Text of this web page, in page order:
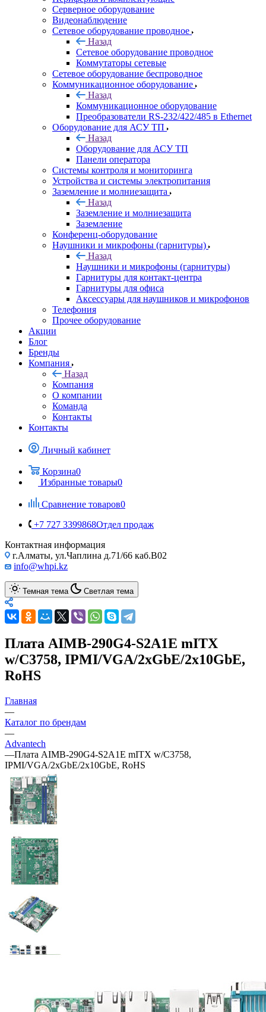
Серверное оборудование
Видеонаблюдение
Сетевое оборудование проводное
Назад
Сетевое оборудование проводное
Коммутаторы сетевые
Сетевое оборудование беспроводное
Коммуникационное оборудование
Назад
Коммуникационное оборудование
Преобразователи RS-232/422/485 в Ethernet
Оборудование для АСУ ТП
Назад
Оборудование для АСУ ТП
Панели оператора
Системы контроля и мониторинга
Устройства и системы электропитания
Заземление и молниезащита
Назад
Заземление и молниезащита
Заземление
Конференц-оборудование
Наушники и микрофоны (гарнитуры)
Назад
Наушники и микрофоны (гарнитуры)
Гарнитуры для контакт-центра
Гарнитуры для офиса
Аксессуары для наушников и микрофонов
Телефония
Прочее оборудование
Акции
Блог
Бренды
Компания
Назад
Компания
О компании
Команда
Контакты
Контакты
Личный кабинет
Корзина0
Избранные товары0
Сравнение товаров0
+7 727 3399868Отдел продаж
Контактная информация
г.Алматы, ул.Чаплина д.71/66 каб.B02
info@whpi.kz
Темная тема Светлая тема
Плата AIMB-290G4-S2A1E mITX
w/C3758, IPMI/VGA/2xGbE/2x10GbE,
RoHS
Главная
—
Каталог по брендам
—
Advantech
—Плата AIMB-290G4-S2A1E mITX w/C3758,
IPMI/VGA/2xGbE/2x10GbE, RoHS